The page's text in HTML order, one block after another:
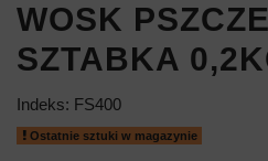
WOSK
SZTABKA
Indeks: FS400
Ostatnie sztuki w magazynie